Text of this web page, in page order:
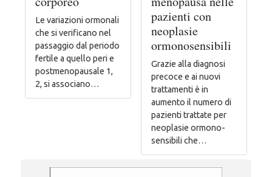
Le variazioni ormonali
che si verificano nel
passaggio dal periodo
fertile a quello peri e
postmenopausale 1,
2, si associano…
pazienti con
neoplasie
ormonosensibili
Grazie alla diagnosi
precoce e ai nuovi
trattamenti è in
aumento il numero di
pazienti trattate per
neoplasie ormono-
sensibili che…